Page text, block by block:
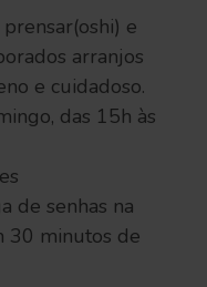
e
arranjos
e cuidadoso.
das 15h às
de senhas na
30 minutos de